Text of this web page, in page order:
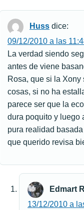
Huss dice:
09/12/2010 a las
La verdad siendo
antes de viene
Rosa, que si la
cosas, si no ha
parece ser que la
dura poquito y luego
pura realidad
que querido revisa
Edmart
13/12/2010 a